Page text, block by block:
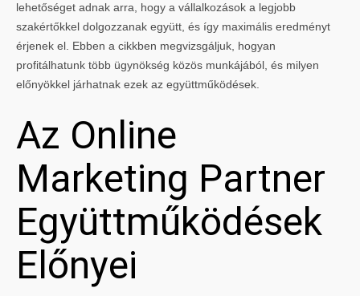
lehetőséget adnak arra, hogy a vállalkozások a legjobb
szakértőkkel dolgozzanak együtt, és így maximális eredményt
érjenek el. Ebben a cikkben megvizsgáljuk, hogyan
profitálhatunk több ügynökség közös munkájából, és milyen
előnyökkel járhatnak ezek az együttműködések.
Az Online
Marketing Partner
Együttműködések
Előnyei